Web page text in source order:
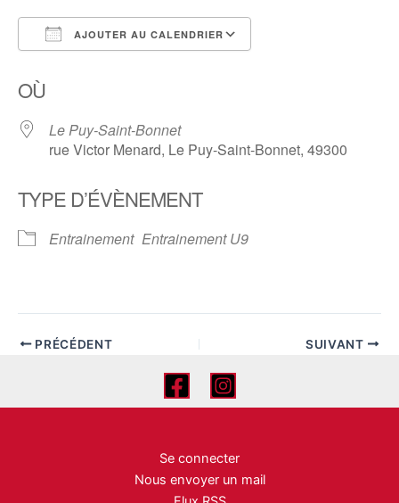
AJOUTER AU CALENDRIER
OÙ
Le Puy-Saint-Bonnet
rue Victor Menard, Le Puy-Saint-Bonnet, 49300
TYPE D’ÉVÈNEMENT
Entrainement Entrainement U9
PRÉCÉDENT SUIVANT
Se connecter
Nous envoyer un mail